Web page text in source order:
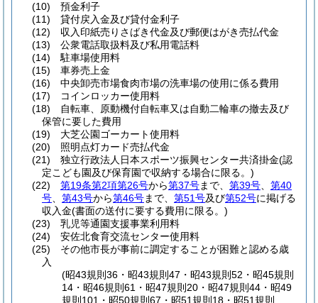
(10)
預金利子
(11)
貸付戻入金及び貸付金利子
(12)
収入印紙売りさばき代金及び郵便はがき売払代金
(13)
公衆電話取扱料及び私用電話料
(14)
駐車場使用料
(15)
車券売上金
(16)
中央卸売市場食肉市場の洗車場の使用に係る費用
(17)
コインロッカー使用料
(18)
自転車、原動機付自転車又は自動二輪車の撤去及び
保管に要した費用
(19)
大芝公園ゴーカート使用料
(20)
照明点灯カード売払代金
(21)
独立行政法人日本スポーツ振興センター共済掛金(認
定こども園及び保育園で収納する場合に限る。)
(22)
第19条第2項第26号から第37号まで、 第39号
第40
号
第43号から第46号まで、 第51号及び第52号に掲げる
収入金(書面の送付に要する費用に限る。)
(23)
乳児等通園支援事業利用料
(24)
安佐北食育交流センター使用料
(25)
その他市長が事前に調定することが困難と認める歳
入
(昭43規則36・昭43規則47・昭43規則52・昭45規則
14・昭46規則61・昭47規則20・昭47規則44・昭49
規則101・昭50規則67・昭51規則18・昭51規則